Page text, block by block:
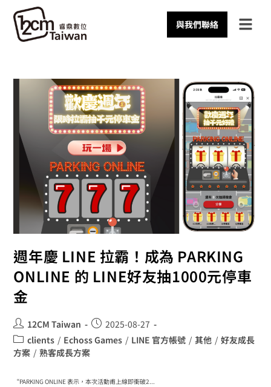
與我們聯絡
週年慶 LINE 拉霸！成為 PARKING
ONLINE 的 LINE好友抽1000元停車
金
12CM Taiwan
2025-08-27
clients / Echoss Games / LINE 官方帳號 / 其他 / 好友成長
方案 / 熟客成長方案
“PARKING ONLINE 表示，本次活動甫上線即衝破2...